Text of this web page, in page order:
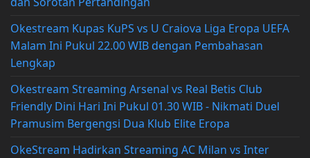
Okestream Kupas KuPS vs U Craiova Liga Eropa UEFA
Malam Ini Pukul 22.00 WIB dengan Pembahasan
Lengkap
Okestream Streaming Arsenal vs Real Betis Club
Friendly Dini Hari Ini Pukul 01.30 WIB - Nikmati Duel
Pramusim Bergengsi Dua Klub Elite Eropa
OkeStream Hadirkan Streaming AC Milan vs Inter